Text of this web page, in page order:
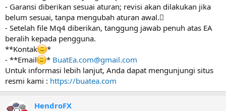
- Garansi diberikan sesuai aturan; revisi akan dilakukan jika
belum sesuai, tanpa mengubah aturan awal.
- Setelah file Mq4 diberikan, tanggung jawab penuh atas EA
beralih kepada pengguna.
**Kontak
*
- **Email
* BuatEa.com@gmail.com
Untuk informasi lebih lanjut, Anda dapat mengunjungi situs
resmi kami : https://buatea.com
HendroFX